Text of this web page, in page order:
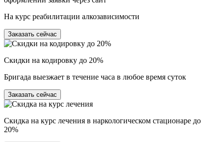
На курс реабилитации алкозависимости
Заказать сейчас
Скидки на кодировку до 20%
Бригада выезжает в течение часа в любое время суток
Заказать сейчас
Скидка на курс лечения в наркологическом стационаре до
20%